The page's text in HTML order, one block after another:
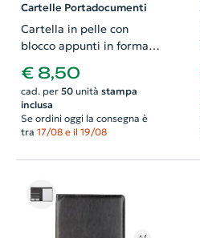
Cartelle Portadocumenti
Cartella in pelle con
blocco appunti in formato
tasche interne
€ 8,50
cad. per 50unità stampa
inclusa
Se ordini oggi la consegna è
tra 17/08 e il 19/08